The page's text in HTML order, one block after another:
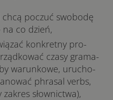
po­­czuć swo­­bo­­dę
co dzień,
ko­n­kre­t­ny pro­­
cza­­sy gra­­ma­­
wa­­ru­n­ko­­we, uru­­cho­­
phra­­sal verbs,
sło­w­ni­c­twa),